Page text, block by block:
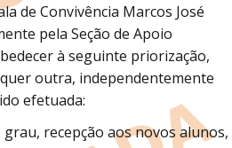
de Convivência Marcos José
pela Seção de Apoio
à seguinte priorização,
outra, independentemente
efetuada:
grau, recepção aos novos